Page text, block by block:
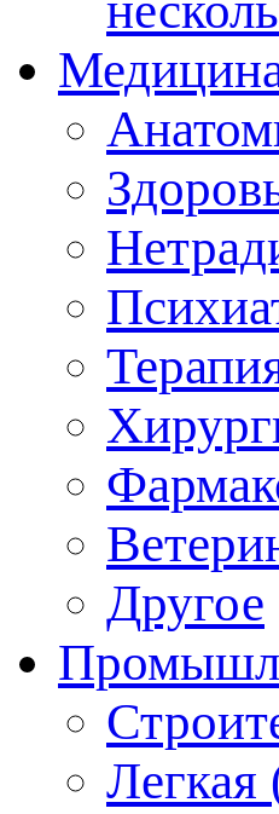
Другое
Легкая